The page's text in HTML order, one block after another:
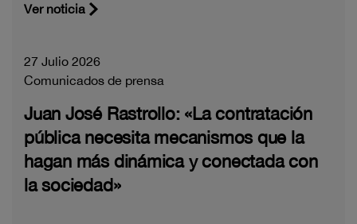
Ver noticia
27 Julio 2026
Comunicados de prensa
Juan José Rastrollo: «La contratación
pública necesita mecanismos que la
hagan más dinámica y conectada con
la sociedad»